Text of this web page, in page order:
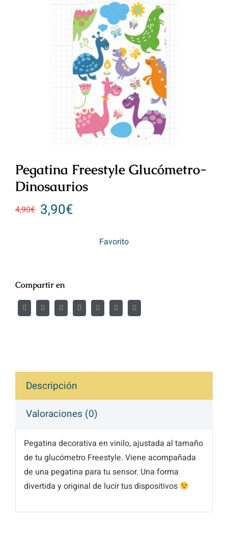
Pegatina Freestyle Glucómetro-
Dinosaurios
4,90€ 3,90€
Favorito
Compartir en
Descripción
Valoraciones (0)
Pegatina decorativa en vinilo, ajustada al tamaño
de tu glucómetro Freestyle. Viene acompañada
de una pegatina para tu sensor. Una forma
divertida y original de lucir tus dispositivos